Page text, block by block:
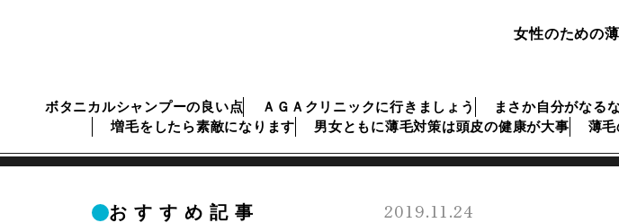
女性のための
ボタニカルシャンプーの良い点 ＡＧＡクリニックに行きましょう まさか自分がなる
増毛をしたら素敵になります
男女ともに薄毛対策は頭皮の健康が大事 薄
2019.11.24
おすすめ記事